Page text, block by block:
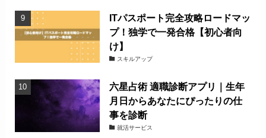
ITパスポート完全攻略ロードマッ
プ！独学で一発合格【初心者向
け】
スキルアップ
六星占術 適職診断アプリ｜生年
月日からあなたにぴったりの仕
事を診断
就活サービス